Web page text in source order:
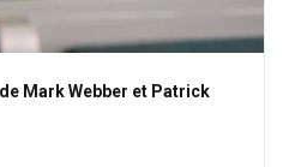
Mark Webber et Patrick